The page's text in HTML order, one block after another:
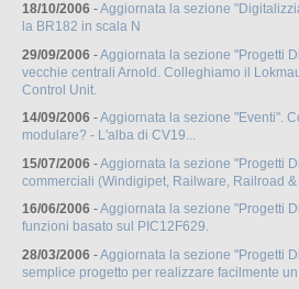
18/10/2006 -Aggiornata la sezione
la BR182 in scala N
29/09/2006 -Aggiornata la sezione "Progetti
vecchie centrali Arnold. Colleghiamo il
Control Unit.
14/09/2006 -Aggiornata la sezione "Eventi".
modulare? - L'alba di CV19...
15/07/2006 -Aggiornata la sezione "Progetti
commerciali (Windigipet, Railware, Railroad
16/06/2006 -Aggiornata la sezione "Progetti
funzioni basato sul PIC12F629.
28/03/2006 -Aggiornata la sezione "Progetti
semplice progetto per realizzare facilmente